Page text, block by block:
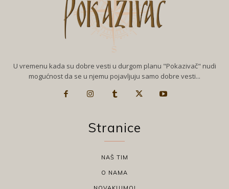
U vremenu kada su dobre vesti u durgom planu "Pokazivač" nudi
mogućnost da se u njemu pojavljuju samo dobre vesti...
Stranice
NAŠ TIM
O NAMA